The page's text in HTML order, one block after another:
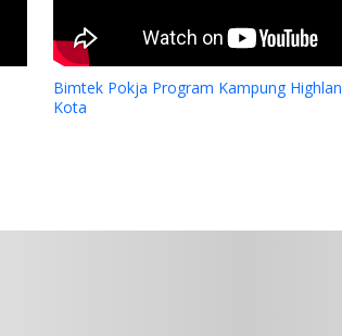
Bimtek Pokja Program Kampung
Kota